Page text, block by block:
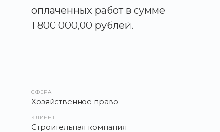
оплаченных работ в сумме
1 800 000,00 рублей.
СФЕРА
Хозяйственное право
КЛИЕНТ
Строительная компания